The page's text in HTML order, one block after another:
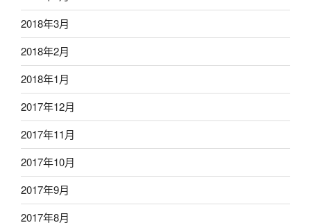
2018年3月
2018年2月
2018年1月
2017年12月
2017年11月
2017年10月
2017年9月
2017年8月